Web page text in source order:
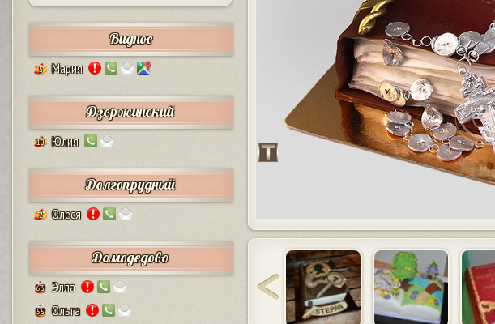
Видное
5 Мария
Дзержинский
10 Юлия
Долгопрудный
2 Олеся
Домодедово
63 Элла
55 Ольга